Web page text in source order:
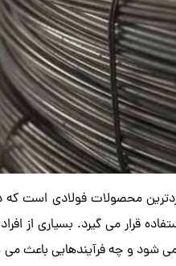
محصولات فولادی است
قرار می گیرد. بسیاری از
می شود و چه فرآیندهایی